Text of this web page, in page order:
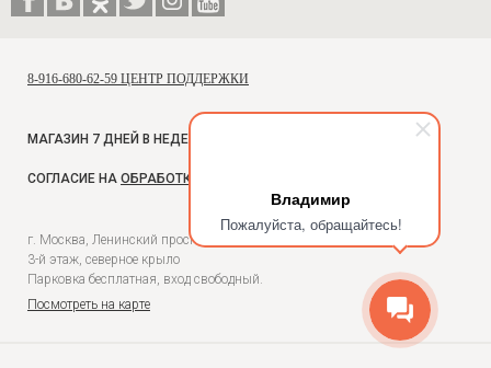
Владимир
Пожалуйста, обращайтесь!
8-916-680-62-59 ЦЕНТР ПОДДЕРЖКИ
МАГАЗИН 7 ДНЕЙ В НЕДЕЛЮ, С 10 ДО 18
СОГЛАСИЕ НА ОБРАБОТКУ ПЕРСОНАЛЬНЫХ ДАННЫХ
г. Москва, Ленинский проспект, 54, Универмаг Москва,
3-й этаж, северное крыло
Парковка бесплатная, вход свободный.
Посмотреть на карте